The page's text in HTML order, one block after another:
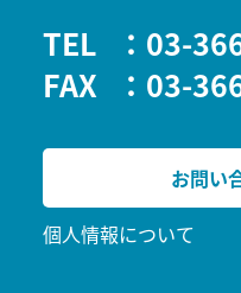
TEL
：03-
FAX
：03-
お問い
個人情報について